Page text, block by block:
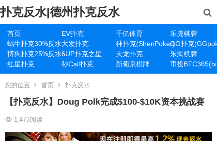
扑克反水|德州扑克反水
首页 EV扑克 千亿体育
乐虎棋牌
蜗牛扑克30%反水大发扑克 神扑克(ShenPoker)GG扑克
博狗扑克25%反水6UP扑克之星 天龙扑克
乐淘棋牌
红星扑克
秒Call扑克 新葡京棋牌 币投
您的位置 首页 扑克反水
【扑克反水】Doug Polk完成$100-$10K资本挑战赛
1,473阅读